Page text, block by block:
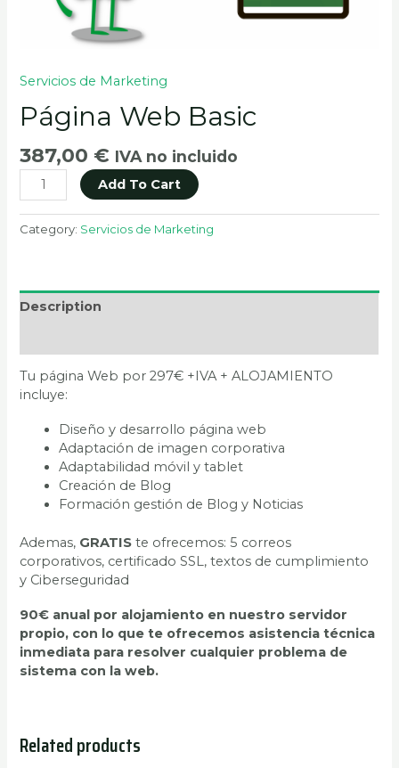
Servicios de Marketing
Página Web Basic
387,00 € IVA no incluido
Add To Cart
Category: Servicios de Marketing
Description
Tu página Web por 297€ +IVA + ALOJAMIENTO
incluye:
Diseño y desarrollo página web​
Adaptación de imagen corporativa
Adaptabilidad móvil y tablet
Creación de Blog
Formación gestión de Blog y Noticias
Ademas, GRATIS te ofrecemos: 5 correos
corporativos, certificado SSL, textos de cumplimiento
y Ciberseguridad
90€ anual por alojamiento en nuestro servidor
propio, con lo que te ofrecemos asistencia técnica
inmediata para resolver cualquier problema de
sistema con la web.
Related products